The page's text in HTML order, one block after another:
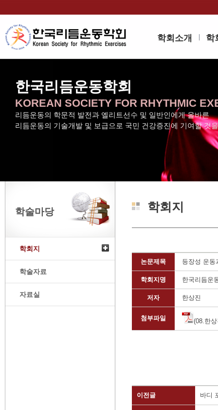
학회소개 학
한국리듬운동학회
KOREAN SOCIETY FOR RHYTHMIC
리듬운동의 학문적 발전과 엘리트선수 및 일반인에게 올바른
리듬운동의 기술개발 및 보급으로 국민 건강증진에 기여할 것
학술마당
학회지
학술자료
자료실
학회지
논문제목 등장성 운동
학회지명 한국리듬운
저자 한상진
첨부파일 (08.한
이전글 바디